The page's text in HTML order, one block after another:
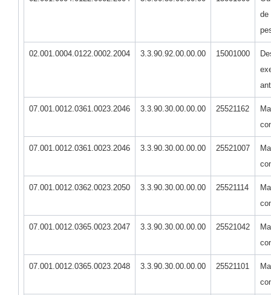
de
02.001.0004.0122.0002.2004 3.3.90.92.00.00.00 15001000
07.001.0012.0361.0023.2046 3.3.90.30.00.00.00 25521162
07.001.0012.0361.0023.2046 3.3.90.30.00.00.00 25521007
07.001.0012.0362.0023.2050 3.3.90.30.00.00.00 25521114
07.001.0012.0365.0023.2047 3.3.90.30.00.00.00 25521042
07.001.0012.0365.0023.2048 3.3.90.30.00.00.00 25521101